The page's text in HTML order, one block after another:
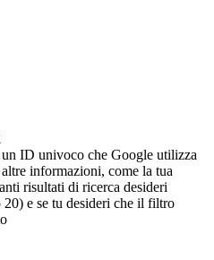
ID univoco che Google utilizza
informazioni, come la tua
risultati di ricerca desideri
e se tu desideri che il filtro